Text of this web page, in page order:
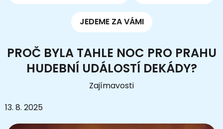
JEDEME ZA VÁMI
PROČ BYLA TAHLE NOC PRO PRAHU
HUDEBNÍ UDÁLOSTÍ DEKÁDY?
Zajímavosti
13. 8. 2025